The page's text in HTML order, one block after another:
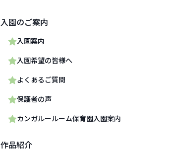
入園のご案内
入園案内
入園希望の皆様へ
よくあるご質問
保護者の声
カンガルールーム保育園入園案内
作品紹介